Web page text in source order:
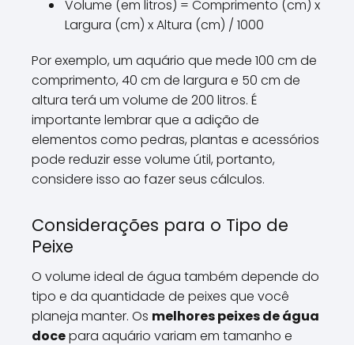
Volume (em litros) = Comprimento (cm) x
Largura (cm) x Altura (cm) / 1000
Por exemplo, um aquário que mede 100 cm de
comprimento, 40 cm de largura e 50 cm de
altura terá um volume de 200 litros. É
importante lembrar que a adição de
elementos como pedras, plantas e acessórios
pode reduzir esse volume útil, portanto,
considere isso ao fazer seus cálculos.
Considerações para o Tipo de
Peixe
O volume ideal de água também depende do
tipo e da quantidade de peixes que você
planeja manter. Os melhores peixes de água
docepara aquário variam em tamanho e